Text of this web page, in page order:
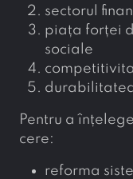
sectorul
piața forței
sociale
Pentru a
cere:
reforma